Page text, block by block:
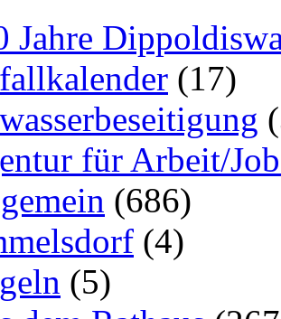
Jahre
(17)
für Arbeit/
(686)
(4)
(5)